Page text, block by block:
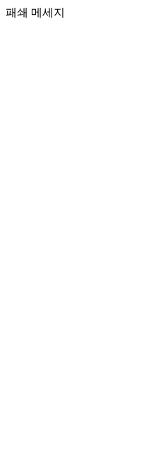
패쇄 메세지